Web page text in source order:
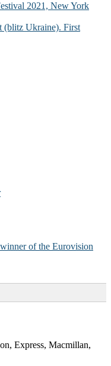
2021, New York
(blitz Ukraine). First
of the Eurovision
Express, Macmillan,